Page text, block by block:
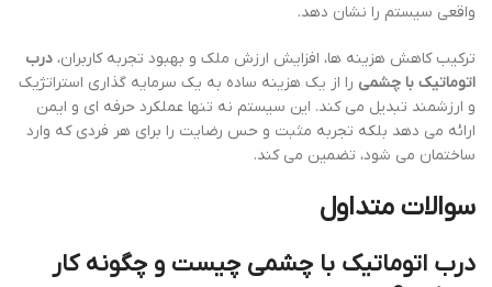
واقعی سیستم را نشان دهد.
ترکیب کاهش هزینه ها، افزایش ارزش ملک و بهبود تجربه کاربران، درب
اتوماتیک با چشمی را از یک هزینه ساده به یک سرمایه گذاری استراتژیک
و ارزشمند تبدیل می کند. این سیستم نه تنها عملکرد حرفه ای و ایمن
ارائه می دهد بلکه تجربه مثبت و حس رضایت را برای هر فردی که وارد
ساختمان می شود، تضمین می کند.
سوالات متداول
درب اتوماتیک با چشمی چیست و چگونه کار